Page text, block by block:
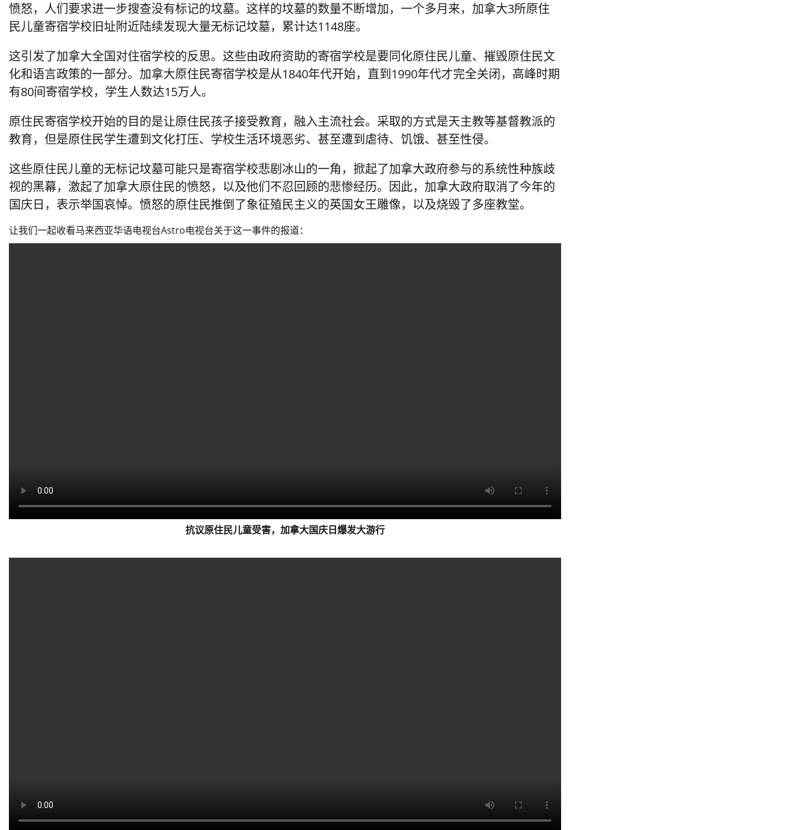
愤怒，人们要求进一步搜查没有标记的坟墓。这样的坟墓的数量不断增加，一个多月来，加拿大3所原住
民儿童寄宿学校旧址附近陆续发现大量无标记坟墓，累计达1148座。
这引发了加拿大全国对住宿学校的反思。这些由政府资助的寄宿学校是要同化原住民儿童、摧毁原住民文
化和语言政策的一部分。加拿大原住民寄宿学校是从1840年代开始，直到1990年代才完全关闭，高峰时期
有80间寄宿学校，学生人数达15万人。
原住民寄宿学校开始的目的是让原住民孩子接受教育，融入主流社会。采取的方式是天主教等基督教派的
教育，但是原住民学生遭到文化打压、学校生活环境恶劣、甚至遭到虐待、饥饿、甚至性侵。
这些原住民儿童的无标记坟墓可能只是寄宿学校悲剧冰山的一角，掀起了加拿大政府参与的系统性种族歧
视的黑幕，激起了加拿大原住民的愤怒，以及他们不忍回顾的悲惨经历。因此，加拿大政府取消了今年的
国庆日，表示举国哀悼。愤怒的原住民推倒了象征殖民主义的英国女王雕像，以及烧毁了多座教堂。
让我们一起收看马来西亚华语电视台Astro电视台关于这一事件的报道：
抗议原住民儿童受害，加拿大国庆日爆发大游行